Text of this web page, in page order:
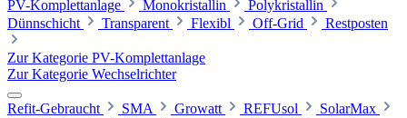
PV-Komplettanlage Monokristallin
Polykristallin
Dünnschicht
Transparent Flexibl Off-Grid Restposten
Zur Kategorie PV-Komplettanlage
Zur Kategorie Wechselrichter
Refit-Gebraucht SMA Growatt REFUsol
SolarMax